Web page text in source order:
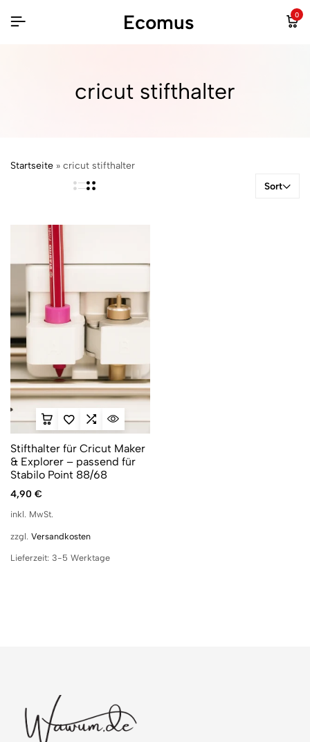
Ecomus 0
cricut stifthalter
Startseite » cricut stifthalter
Sort
Stifthalter für Cricut Maker
& Explorer – passend für
Stabilo Point 88/68
4,90 €
inkl. MwSt.
zzgl. Versandkosten
Lieferzeit: 3-5 Werktage